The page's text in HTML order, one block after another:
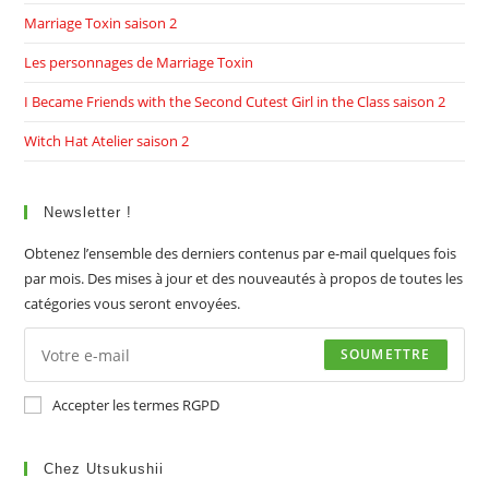
Marriage Toxin saison 2
Les personnages de Marriage Toxin
I Became Friends with the Second Cutest Girl in the Class saison 2
Witch Hat Atelier saison 2
Newsletter !
Obtenez l’ensemble des derniers contenus par e-mail quelques fois
par mois. Des mises à jour et des nouveautés à propos de toutes les
catégories vous seront envoyées.
SOUMETTRE
Accepter les termes RGPD
Chez Utsukushii